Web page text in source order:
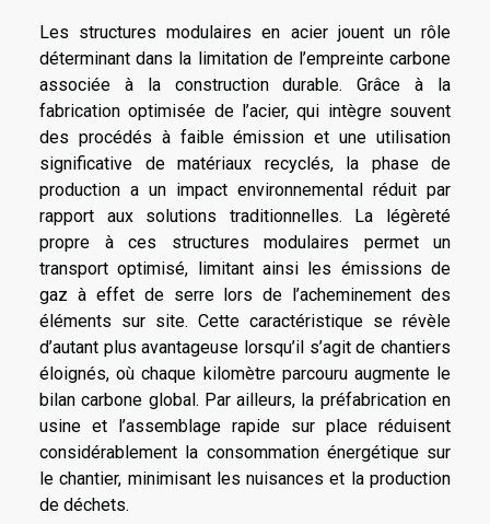
Les structures modulaires en acier jouent un rôle
déterminant dans la limitation de l’empreinte carbone
associée à la construction durable. Grâce à la
fabrication optimisée de l’acier, qui intègre souvent
des procédés à faible émission et une utilisation
significative de matériaux recyclés, la phase de
production a un impact environnemental réduit par
rapport aux solutions traditionnelles. La légèreté
propre à ces structures modulaires permet un
transport optimisé, limitant ainsi les émissions de
gaz à effet de serre lors de l’acheminement des
éléments sur site. Cette caractéristique se révèle
d’autant plus avantageuse lorsqu’il s’agit de chantiers
éloignés, où chaque kilomètre parcouru augmente le
bilan carbone global. Par ailleurs, la préfabrication en
usine et l’assemblage rapide sur place réduisent
considérablement la consommation énergétique sur
le chantier, minimisant les nuisances et la production
de déchets.